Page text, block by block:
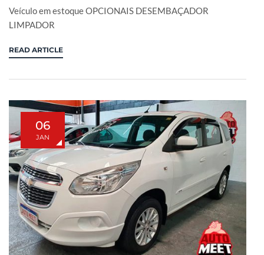
Veículo em estoque OPCIONAIS DESEMBAÇADOR
LIMPADOR
READ ARTICLE
06
JAN